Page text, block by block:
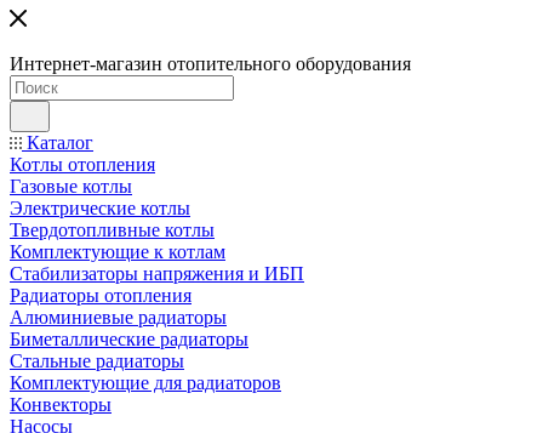
Интернет-магазин отопительного оборудования
Каталог
Котлы отопления
Газовые котлы
Электрические котлы
Твердотопливные котлы
Комплектующие к котлам
Стабилизаторы напряжения и ИБП
Радиаторы отопления
Алюминиевые радиаторы
Биметаллические радиаторы
Стальные радиаторы
Комплектующие для радиаторов
Конвекторы
Насосы